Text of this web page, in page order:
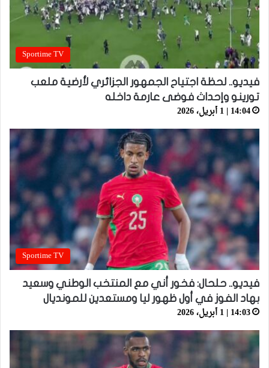
Sportime TV
فيديو.. لحظة اجتياح الجمهور الجزائري لأرضية ملعب
تورينو وإحداث فوضى عارمة داخله
14:04 | 1 أبريل، 2026
Sportime TV
فيديو.. حلحال: فخور أني مع المنتخب الوطني وسعيد
بهاد الفوز في أول ظهور ليا ومستعدين للمونديال
14:03 | 1 أبريل، 2026